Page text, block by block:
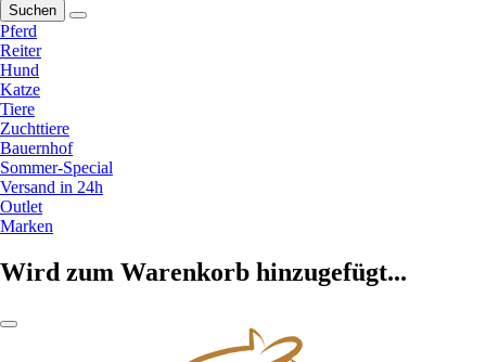
Suchen
Pferd
Reiter
Hund
Katze
Tiere
Zuchttiere
Bauernhof
Sommer-Special
Versand in 24h
Outlet
Marken
Wird zum Warenkorb hinzugefügt...